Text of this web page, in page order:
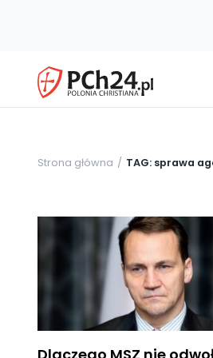
Strona główna TAG: sprawa